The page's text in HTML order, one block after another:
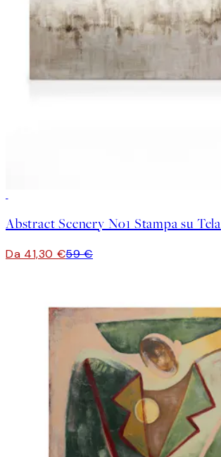
Abstract Scenery No1 Stampa su Tela
Da 41,30 €59 €